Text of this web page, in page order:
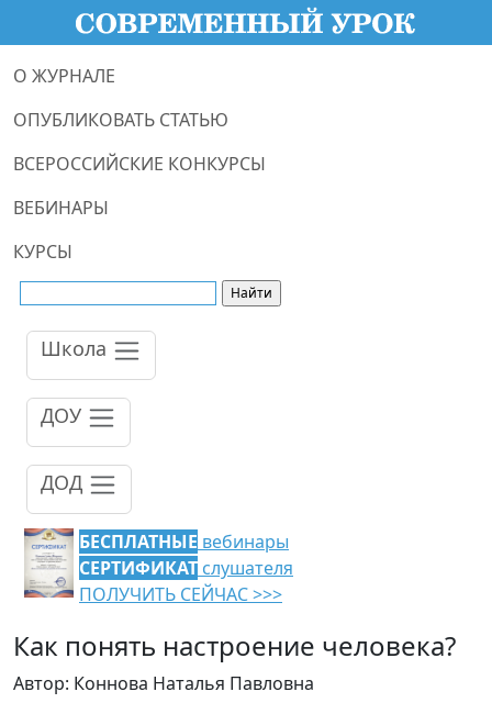
О ЖУРНАЛЕ
ОПУБЛИКОВАТЬ СТАТЬЮ
ВСЕРОССИЙСКИЕ КОНКУРСЫ
ВЕБИНАРЫ
КУРСЫ
Школа
ДОУ
ДОД
БЕСПЛАТНЫЕ вебинары
СЕРТИФИКАТ слушателя
ПОЛУЧИТЬ СЕЙЧАС >>>
Как понять настроение человека?
Автор: Коннова Наталья Павловна